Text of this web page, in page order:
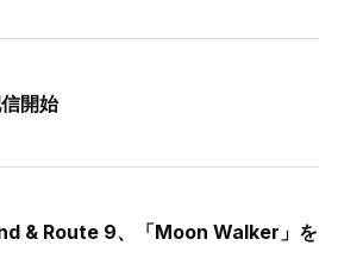
開始
& Route 9、「Moon Walker」を